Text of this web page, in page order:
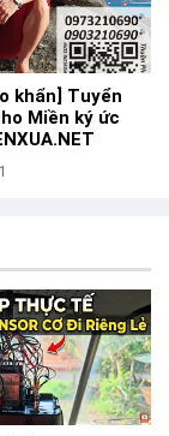
khẩn] Tuyển
Miền ký ức